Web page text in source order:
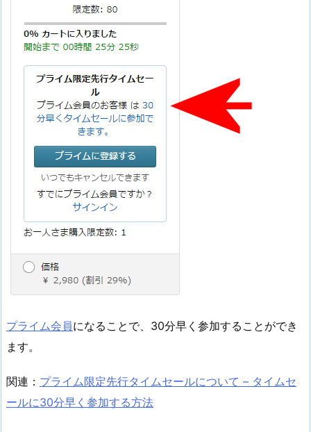
プライム会員になることで、30分早く参加することができ
ます。
関連： プライム限定先行タイムセールについて – タイムセ
ールに30分早く参加する方法